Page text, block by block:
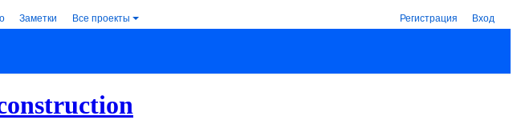
Заметки Все проекты Регистрация Вход